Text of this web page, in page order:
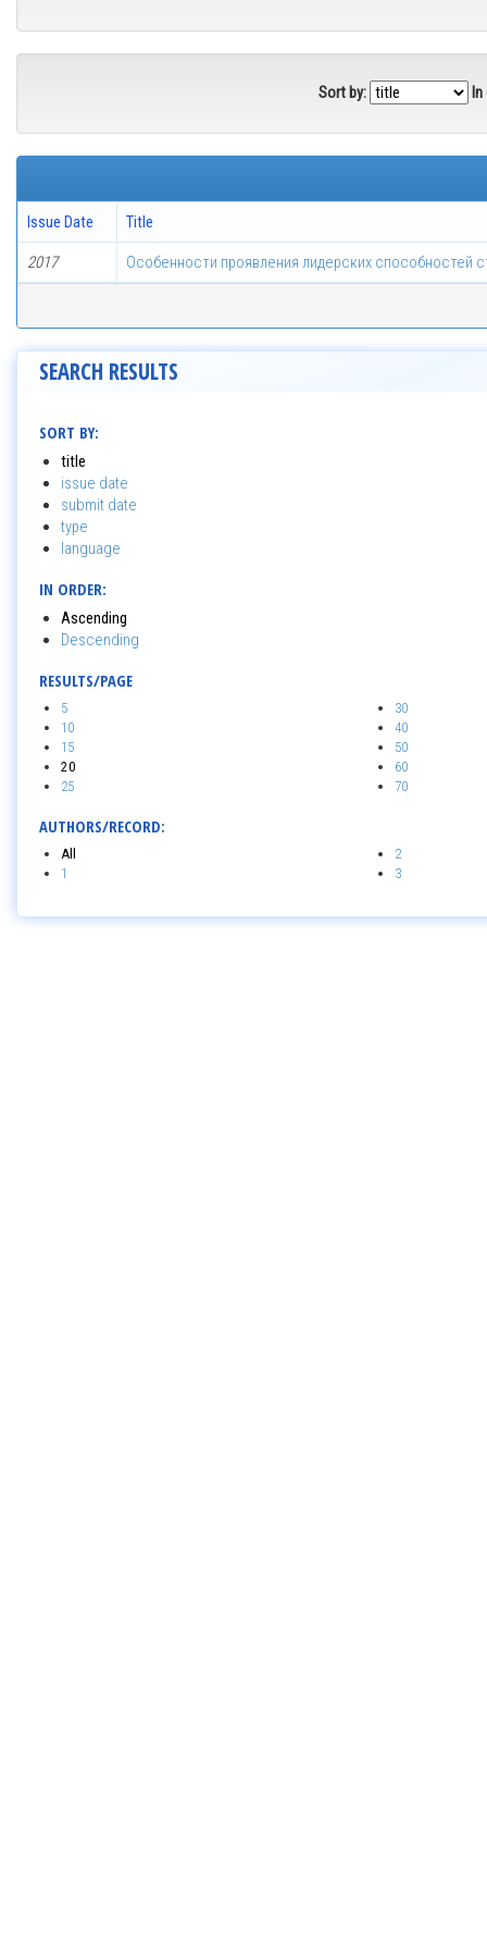
Sort by: In
Issue Date Title
2017 Особенности проявления лидерских способностей
SEARCH RESULTS
SORT BY:
title
issue date
submit date
type
language
IN ORDER:
Ascending
Descending
RESULTS/PAGE
5
10
15
20
25
30
40
50
60
70
AUTHORS/RECORD:
All
1
2
3